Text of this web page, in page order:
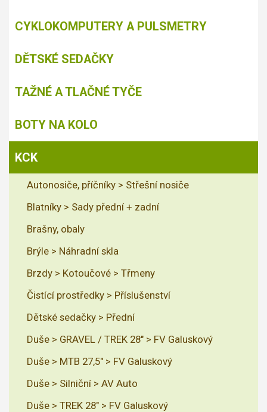
CYKLOKOMPUTERY A PULSMETRY
DĚTSKÉ SEDAČKY
TAŽNÉ A TLAČNÉ TYČE
BOTY NA KOLO
KCK
Autonosiče, příčníky > Střešní nosiče
Blatníky > Sady přední + zadní
Brašny, obaly
Brýle > Náhradní skla
Brzdy > Kotoučové > Třmeny
Čistící prostředky > Příslušenství
Dětské sedačky > Přední
Duše > GRAVEL / TREK 28" > FV Galuskový
Duše > MTB 27,5" > FV Galuskový
Duše > Silniční > AV Auto
Duše > TREK 28" > FV Galuskový